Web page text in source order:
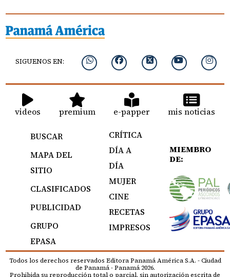
SIGUENOS EN:
videos premium e-papper mis noticias
BUSCAR
MAPA DEL
SITIO
CLASIFICADOS
PUBLICIDAD
GRUPO
EPASA
CRÍTICA
DÍA A
DÍA
MUJER
CINE
RECETAS
IMPRESOS
MIEMBRO
DE:
Todos los derechos reservados Editora Panamá América S.A. - Ciudad
de Panamá - Panamá 2026.
Prohibida su reproducción total o parcial, sin autorización escrita de